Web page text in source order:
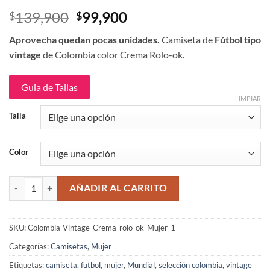
$139,900 El
precio
original
era:
$139,900.
$99,900El
actual
es:
Aprovecha quedan pocas unidades. Camiseta de Fútbol tipo
vintage de Colombia color Crema Rolo-ok.
Guia de Tallas
Talla
Color
LIMPIAR
Colombia Vintage Crema Camiseta de Fútbol Mujer Rolo-ok cantidad
AÑADIR AL CARRITO
SKU:Colombia-Vintage-Crema-rolo-ok-Mujer-1
Categorías:Camisetas, Mujer
Etiquetas:camiseta, futbol, mujer, Mundial, selección colombia, vintage